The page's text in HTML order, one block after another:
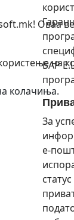
БАР
За
е-
Оваа
користење
колачиња.